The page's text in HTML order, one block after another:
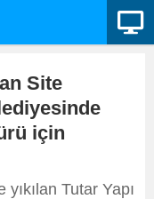
Site
için
Tutar Yapı